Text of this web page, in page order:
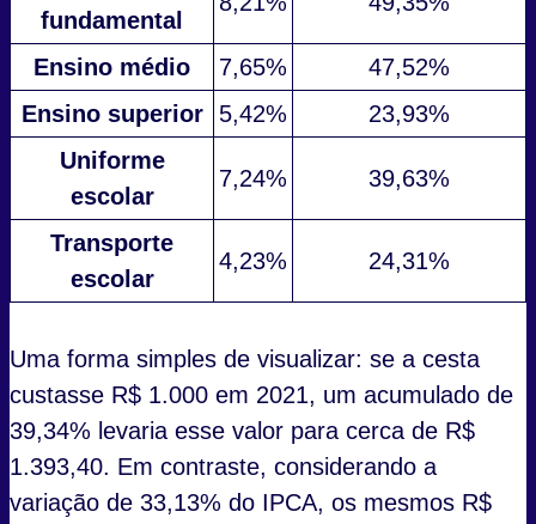
fundamental
Ensino médio 7,65%
47,52%
Ensino superior
5,42%
23,93%
Uniforme
escolar
7,24% 39,63%
Transporte
escolar
4,23% 24,31%
Uma forma simples de visualizar: se a cesta
custasse R$ 1.000 em 2021, um acumulado de
39,34% levaria esse valor para cerca de R$
1.393,40. Em contraste, considerando a
variação de 33,13% do IPCA, os mesmos R$